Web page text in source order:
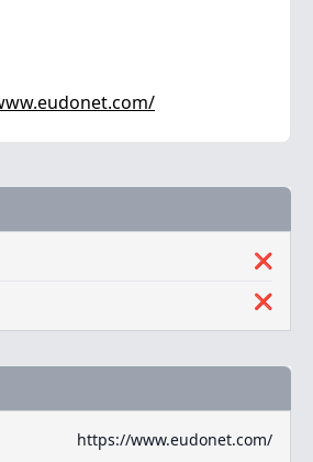
❌
❌
https://www.eudonet.com/